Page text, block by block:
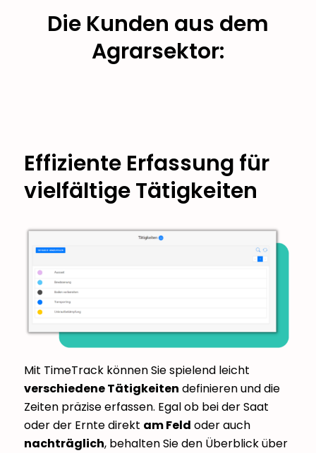
Die Kunden aus dem
Agrarsektor:
Effiziente Erfassung für
vielfältige Tätigkeiten
Mit TimeTrack können Sie spielend leicht
verschiedene Tätigkeiten definieren und die
Zeiten präzise erfassen. Egal ob bei der Saat
oder der Ernte direkt am Feld oder auch
nachträglich, behalten Sie den Überblick über